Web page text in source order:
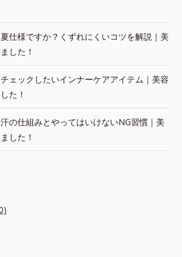
仕様ですか？くずれにくいコツを解説｜美
した！
ェックしたいインナーケアアイテム｜美容
た！
の仕組みとやってはいけないNG習慣｜美
した！